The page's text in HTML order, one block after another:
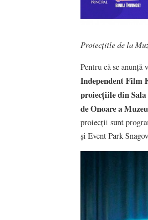
Proiecțiile de la
Pentru că se anunță
Independent Film
proiecțiile din
de Onoare a
proiecții sunt
și Event Park